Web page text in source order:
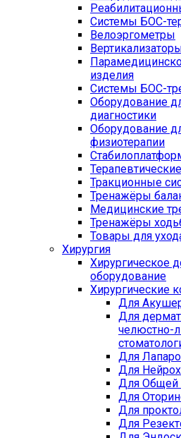
Системы БОС-
Велоэргометры
изделия
Системы БОС-
Оборудование
диагностики
Оборудование
физиотерапии
Тракционные
Тренажёры
Медицинские
Тренажёры
Товары для
Хирургия
Хирургическое
оборудование
Хирургические
Для
Для
челюстно-
Для
Для
Для Общей
Для
Для
Для